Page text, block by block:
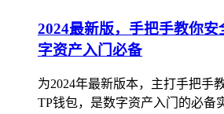
2024最新版，手把手教你
字资产入门必备
为2024年最新版本，主打手把手
TP钱包，是数字资产入门的必备